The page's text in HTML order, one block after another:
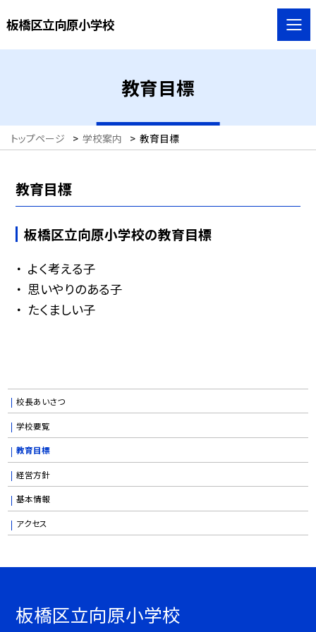
板橋区立向原小学校
教育目標
トップページ > 学校案内 > 教育目標
教育目標
板橋区立向原小学校の教育目標
よく考える子
思いやりのある子
たくましい子
校長あいさつ
学校要覧
教育目標
経営方針
基本情報
アクセス
板橋区立向原小学校